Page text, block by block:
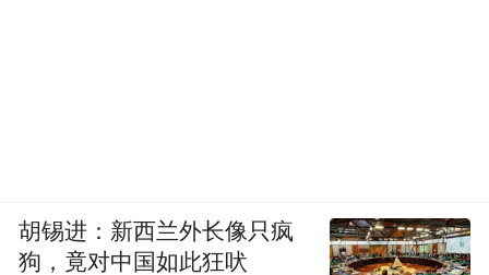
胡锡进：新西兰外长像只疯
狗，竟对中国如此狂吠